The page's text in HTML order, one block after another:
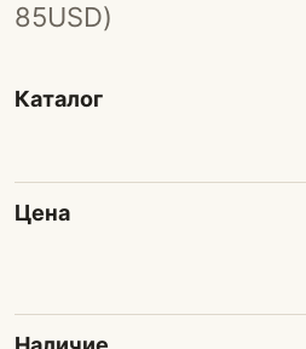
85USD)
Каталог
Цена